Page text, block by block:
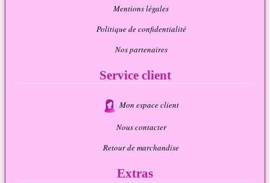
Mentions légales
Politique de confidentialité
Nos partenaires
Service client
Mon espace client
Nous contacter
Retour de marchandise
Extras